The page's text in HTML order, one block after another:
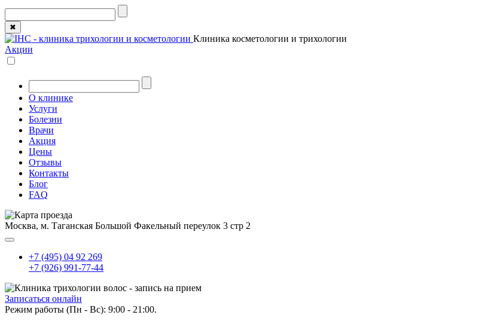
✖
Клиника косметологии и трихологии
Акции
О клинике
Услуги
Болезни
Врачи
Акция
Цены
Отзывы
Контакты
Блог
FAQ
Москва, м. Таганская Большой Факельный переулок 3 стр 2
+7 (495) 04 92 269
+7 (926) 991-77-44
Записаться онлайн
Режим работы (Пн - Вс): 9:00 - 21:00.